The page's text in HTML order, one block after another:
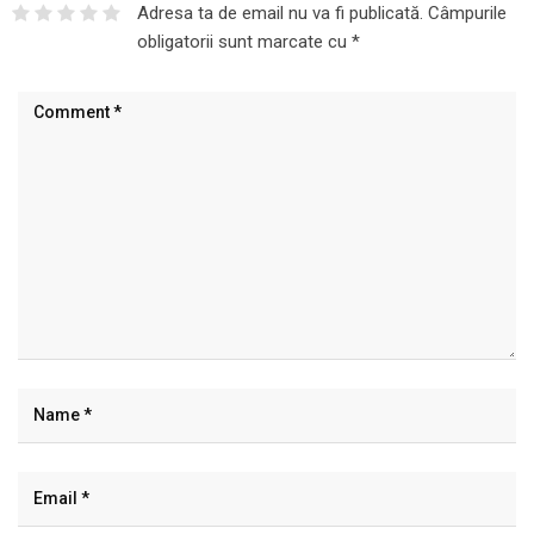
Adresa ta de email nu va fi publicată. Câmpurile
obligatorii sunt marcate cu *